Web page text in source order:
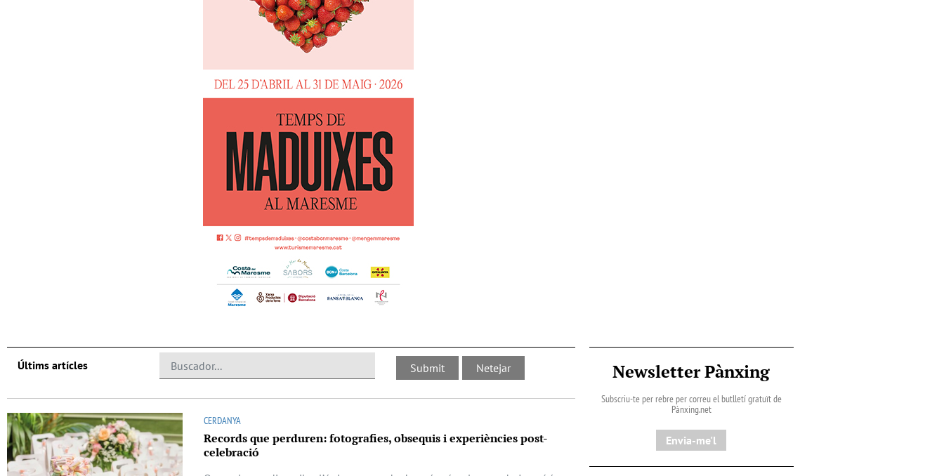
Últims artícles
CERDANYA
Records que perduren: fotografies, obsequis i experiències post-
celebració
Newsletter Pànxing
Subscriu-te per rebre per correu el butlletí gratuït de
Pànxing.net​
Envia-me'l